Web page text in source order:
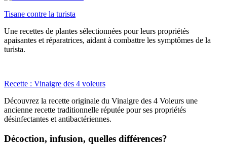
Tisane contre la turista
Une recettes de plantes sélectionnées pour leurs propriétés
apaisantes et réparatrices, aidant à combattre les symptômes de la
turista.
Recette : Vinaigre des 4 voleurs
Découvrez la recette originale du Vinaigre des 4 Voleurs une
ancienne recette traditionnelle réputée pour ses propriétés
désinfectantes et antibactériennes.
Décoction, infusion, quelles différences?